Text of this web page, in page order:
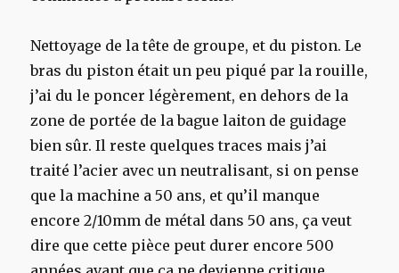
Nettoyage de la tête de groupe, et du piston. Le
bras du piston était un peu piqué par la rouille,
j’ai du le poncer légèrement, en dehors de la
zone de portée de la bague laiton de guidage
bien sûr. Il reste quelques traces mais j’ai
traité l’acier avec un neutralisant, si on pense
que la machine a 50 ans, et qu’il manque
encore 2/10mm de métal dans 50 ans, ça veut
dire que cette pièce peut durer encore 500